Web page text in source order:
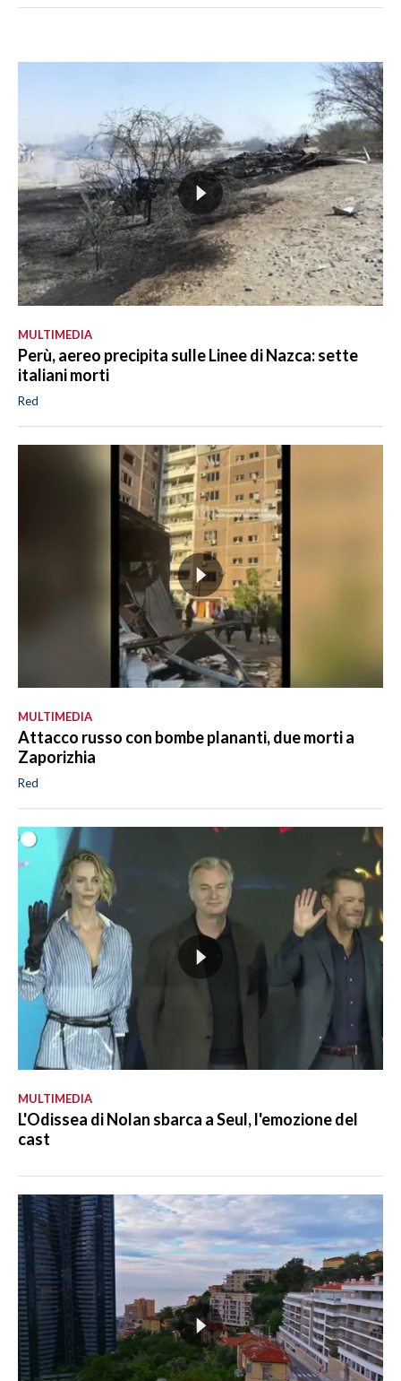
MULTIMEDIA
Perù, aereo precipita sulle Linee di Nazca: sette
italiani morti
Red
MULTIMEDIA
Attacco russo con bombe plananti, due morti a
Zaporizhia
Red
MULTIMEDIA
L'Odissea di Nolan sbarca a Seul, l'emozione del
cast